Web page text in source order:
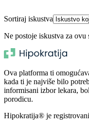
Sortiraj iskustva
Ne postoje iskustva za ovu
Ova platforma ti
kada ti je najviše bilo
informisani izbor lekara,
porodicu.
Hipokratija® je